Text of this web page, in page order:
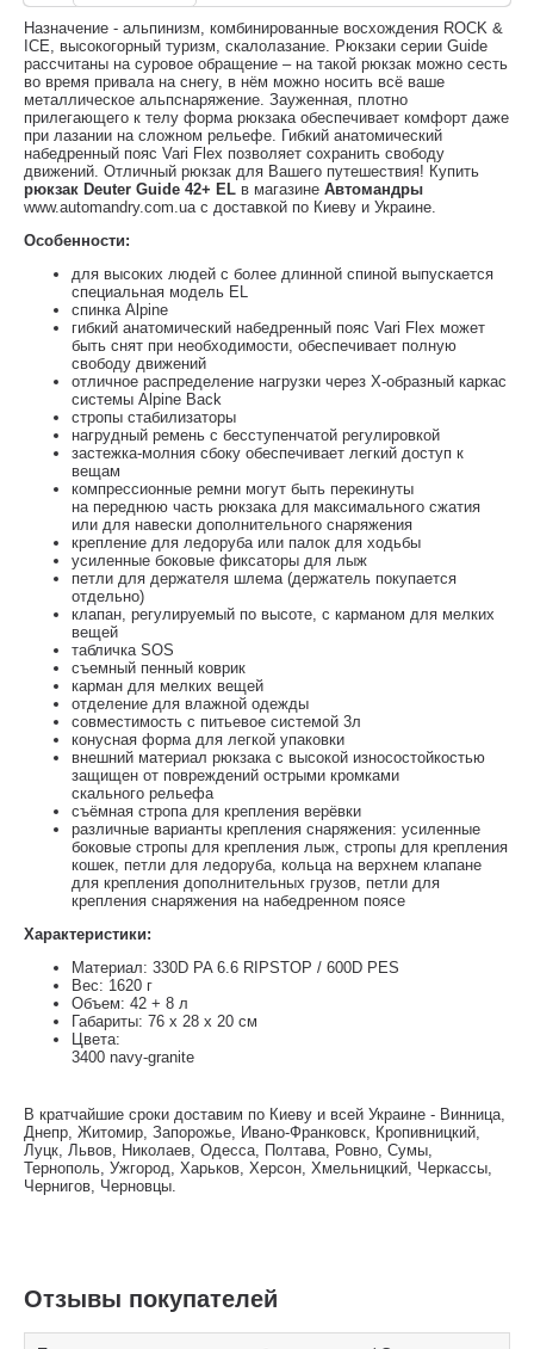
Назначение - альпинизм, комбинированные восхождения ROCK &
ICE, высокогорный туризм, скалолазание. Рюкзаки серии Guide
рассчитаны на суровое обращение – на такой рюкзак можно сесть
во время привала на снегу, в нём можно носить всё ваше
металлическое альпснаряжение. Зауженная, плотно
прилегающего к телу форма рюкзака обеспечивает комфорт даже
при лазании на сложном рельефе. Гибкий анатомический
набедренный пояс Vari Flex позволяет сохранить свободу
движений. Отличный рюкзак для Вашего путешествия! Купить
рюкзак Deuter Guide 42+ EL в магазине Автомандры
www.automandry.com.ua с доставкой по Киеву и Украине.
Особенности:
для высоких людей с более длинной спиной выпускается
специальная модель EL
спинка Alpine
гибкий анатомический набедренный пояс Vari Flex может
быть снят при необходимости, обеспечивает полную
свободу движений
отличное распределение нагрузки через X-образный каркас
системы Alpine Back
стропы стабилизаторы
нагрудный ремень с бесступенчатой регулировкой
застежка-молния сбоку обеспечивает легкий доступ к
вещам
компрессионные ремни могут быть перекинуты
на переднюю часть рюкзака для максимального сжатия
или для навески дополнительного снаряжения
крепление для ледоруба или палок для ходьбы
усиленные боковые фиксаторы для лыж
петли для держателя шлема (держатель покупается
отдельно)
клапан, регулируемый по высоте, с карманом для мелких
вещей
табличка SOS
съемный пенный коврик
карман для мелких вещей
отделение для влажной одежды
совместимость с питьевое системой 3л
конусная форма для легкой упаковки
внешний материал рюкзака с высокой износостойкостью
защищен от повреждений острыми кромками
скального рельефа
съёмная стропа для крепления верёвки
различные варианты крепления снаряжения: усиленные
боковые стропы для крепления лыж, стропы для крепления
кошек, петли для ледоруба, кольца на верхнем клапане
для крепления дополнительных грузов, петли для
крепления снаряжения на набедренном поясе
Характеристики:
Материал: 330D PA 6.6 RIPSTOP / 600D PES
Вес: 1620 г
Объем: 42 + 8 л
Габариты: 76 x 28 x 20 см
Цвета:
3400 navy-granite
В кратчайшие сроки доставим по Киеву и всей Украине - Винница,
Днепр, Житомир, Запорожье, Ивано-Франковск, Кропивницкий,
Луцк, Львов, Николаев, Одесса, Полтава, Ровно, Сумы,
Тернополь, Ужгород, Харьков, Херсон, Хмельницкий, Черкассы,
Чернигов, Черновцы.
Отзывы покупателей